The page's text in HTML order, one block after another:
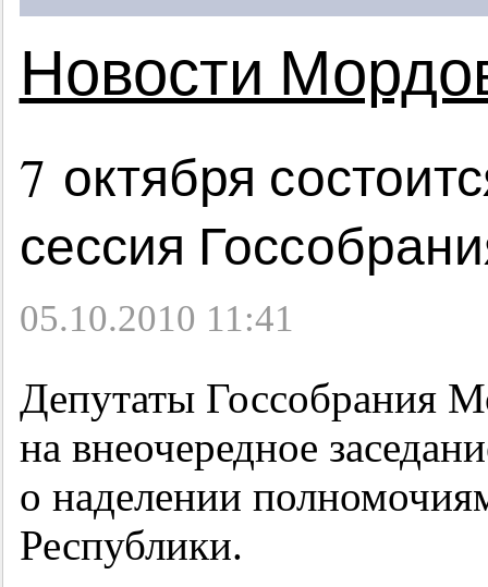
Новости
7 октября
сессия
05.10.2010 11:41
Депутаты Госсобрания
на внеочередное
о наделении
Республики.